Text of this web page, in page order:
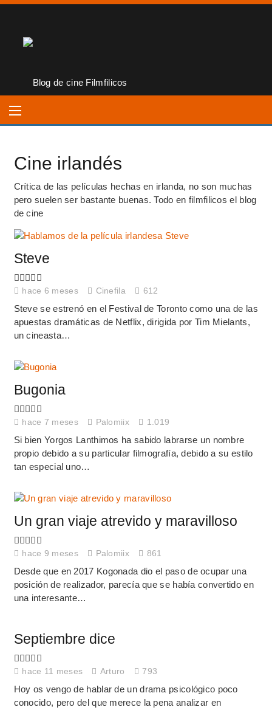
Cine irlandés
Crítica de las películas hechas en irlanda, no son muchas
pero suelen ser bastante buenas. Todo en filmfilicos el blog
de cine
Steve
hace 6 meses Cinefila 612
Steve se estrenó en el Festival de Toronto como una de las
apuestas dramáticas de Netflix, dirigida por Tim Mielants,
un cineasta…
Bugonia
hace 7 meses Palomiix 1.019
Si bien Yorgos Lanthimos ha sabido labrarse un nombre
propio debido a su particular filmografía, debido a su estilo
tan especial uno…
Un gran viaje atrevido y maravilloso
hace 9 meses Palomiix 861
Desde que en 2017 Kogonada dio el paso de ocupar una
posición de realizador, parecía que se había convertido en
una interesante…
Septiembre dice
hace 11 meses Arturo 793
Hoy os vengo de hablar de un drama psicológico poco
conocido, pero del que merece la pena analizar en